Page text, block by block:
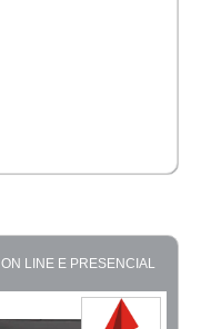
ON LINE E PRESENCIAL